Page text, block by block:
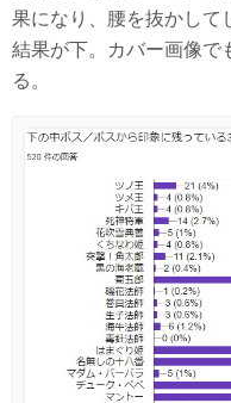
果になり、腰を抜かして
結果が下。カバー画像で
る。